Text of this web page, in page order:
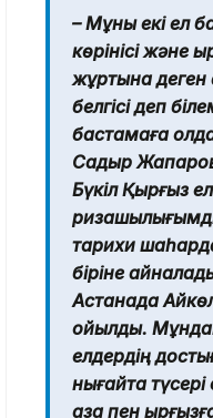
– Мұны екі ел
көрінісі және
жұртына деген
белгісі деп
бастамаға
Садыр
Бүкіл Қырғыз
тарихи
біріне
Астанада
қойылды.
елдердің
нығайта
қазақ пен